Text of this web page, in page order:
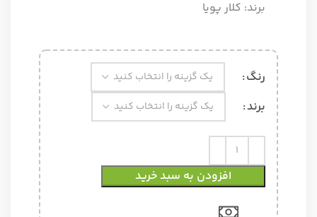
برند: کلار پویا
رنگ
برند
افزودن به سبد خرید